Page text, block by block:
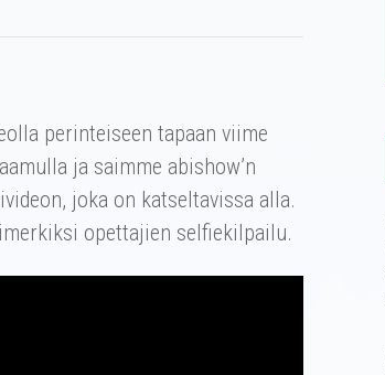
perinteiseen tapaan viime
ja saimme abishow’n
joka on katseltavissa alla.
opettajien selfiekilpailu.